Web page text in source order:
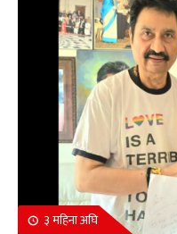
३ महिना अघि